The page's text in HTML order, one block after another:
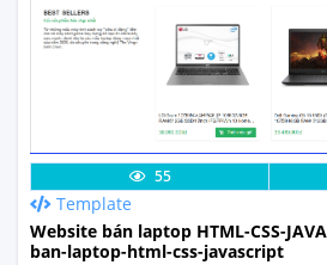
Lưu code
55
Template
Website bán laptop HTML-CSS-
ban-laptop-html-css-javascript